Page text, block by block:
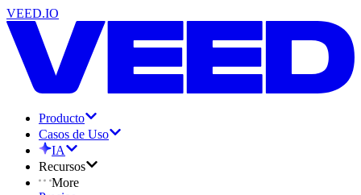
VEED.IO
Producto
Casos de Uso
IA
Recursos
More